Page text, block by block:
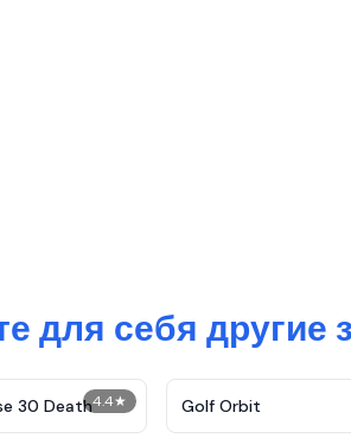
для себя
4.4★
30 Death Golf Orbit